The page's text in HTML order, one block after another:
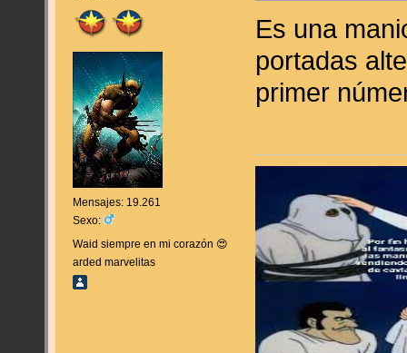
Mensajes: 19.261
Sexo:
Waid siempre en mi corazón 😍
arded marvelitas
Es una
portadas
primer